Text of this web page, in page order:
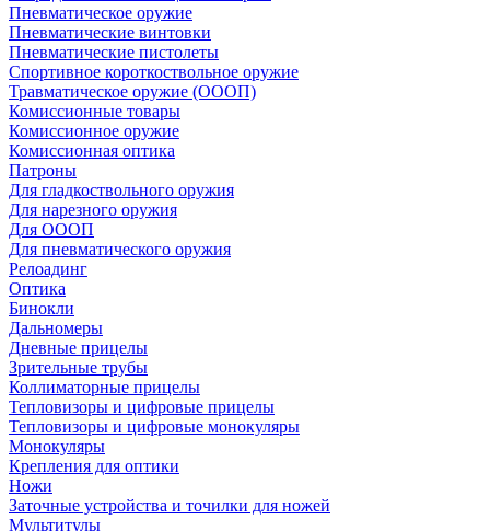
Пневматическое оружие
Пневматические винтовки
Пневматические пистолеты
Спортивное короткоствольное оружие
Травматическое оружие (ОООП)
Комиссионные товары
Комиссионное оружие
Комиссионная оптика
Патроны
Для гладкоствольного оружия
Для нарезного оружия
Для ОООП
Для пневматического оружия
Релоадинг
Оптика
Бинокли
Дальномеры
Дневные прицелы
Зрительные трубы
Коллиматорные прицелы
Тепловизоры и цифровые прицелы
Тепловизоры и цифровые монокуляры
Монокуляры
Крепления для оптики
Ножи
Заточные устройства и точилки для ножей
Мультитулы